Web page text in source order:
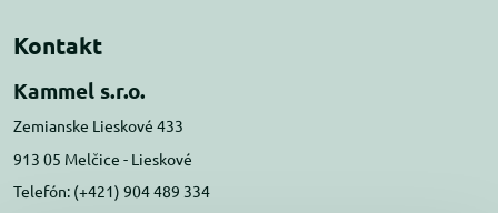
Kontakt
Kammel s.r.o.
Zemianske Lieskové 433
913 05 Melčice - Lieskové
Telefón: (+421) 904 489 334